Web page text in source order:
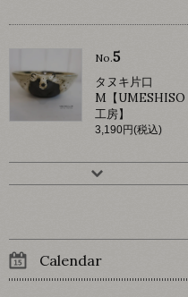
No.5
タヌキ片口
M【UMESHISO
工房】
3,190円(税込)
Calendar